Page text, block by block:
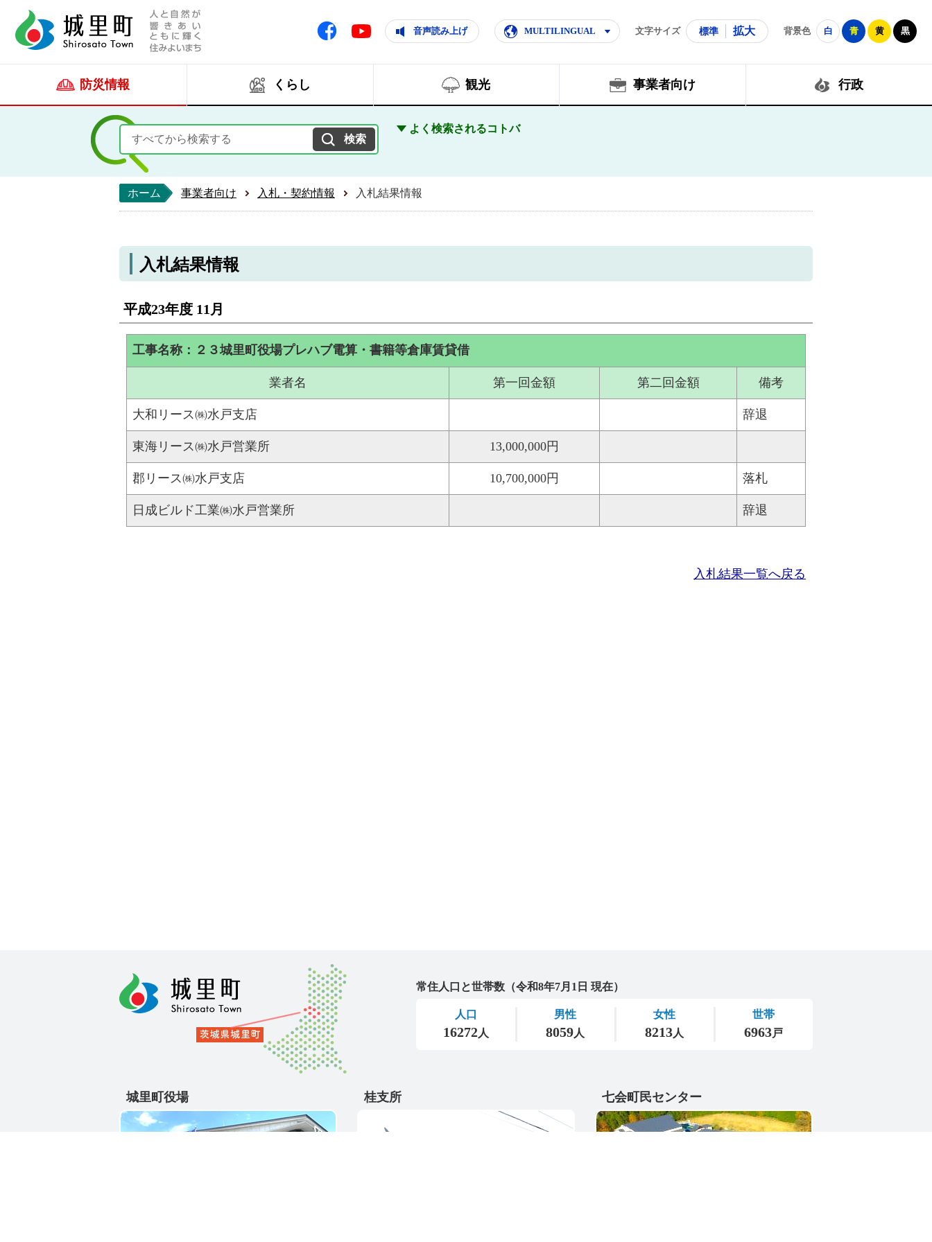
人と自然が響きあいともに輝く住みよいまち
Facebook Youtube 音声読み上げ MULTILINGUAL 文字サイズ 標準 拡大 背景色 白 青 黄 黒
防災情報 くらし 観光 事業者向け 行政
よく検索されるコトバ
ホーム 事業者向け 入札・契約情報 入札結果情報
入札結果情報
平成23年度 11月
工事名称：２３城里町役場プレハブ電算・書籍等倉庫賃貸借
業者名 第一回金額 第二回金額 備考
大和リース㈱水戸支店 辞退
東海リース㈱水戸営業所 13,000,000円
郡リース㈱水戸支店 10,700,000円 落札
日成ビルド工業㈱水戸営業所 辞退
入札結果一覧へ戻る
城里町役場 桂支所 七会町民センター